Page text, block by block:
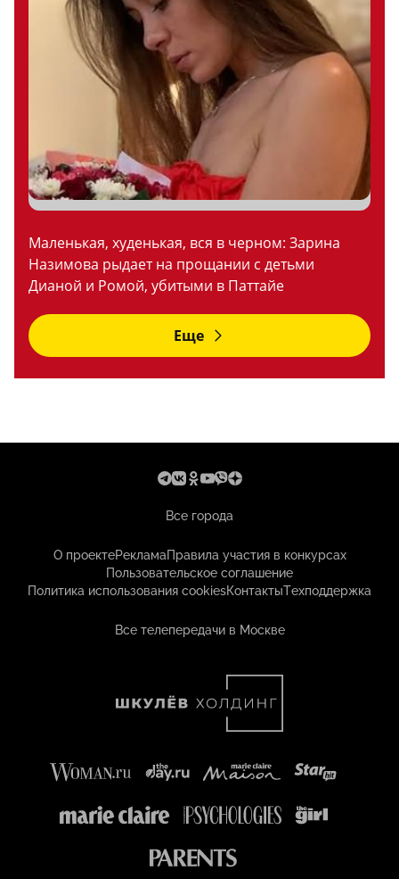
Маленькая, худенькая, вся в черном: Зарина
Назимова рыдает на прощании с детьми
Дианой и Ромой, убитыми в Паттайе
Еще
Все города
О проектеРекламаПравила участия в конкурсах
Пользовательское соглашение
Политика использования cookiesКонтактыТехподдержка
Все телепередачи в Москве